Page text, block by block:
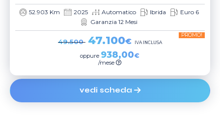
52.903 Km 2025 Automatico Ibrida
Euro 6
Garanzia 12 Mesi
49.500 47.100€
PROMO!
IVA INCLUSA
oppure 938,00€
/mese
vedi scheda